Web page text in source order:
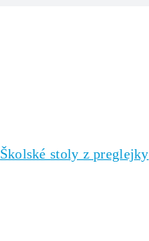
Školské stoly z preglejky